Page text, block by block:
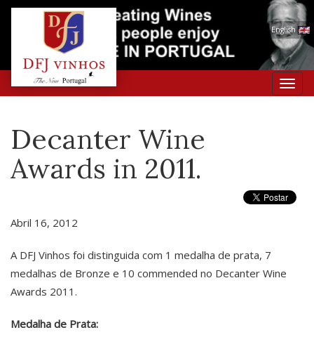
English
Decanter Wine
Awards in 2011.
Abril 16, 2012
A DFJ Vinhos foi distinguida com 1 medalha de prata, 7
medalhas de Bronze e 10 commended no Decanter Wine
Awards 2011.
Medalha de Prata: